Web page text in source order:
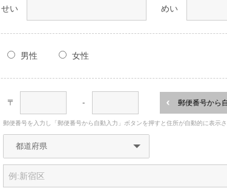
せい めい
男性 女性
〒 - 郵便番号から
郵便番号を入力し「郵便番号から自動入力」ボタンを押すと住所が自動的に表示さ